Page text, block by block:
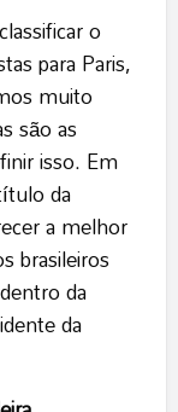
o
para Paris,
muito
são as
isso. Em
da
a melhor
brasileiros
da
da